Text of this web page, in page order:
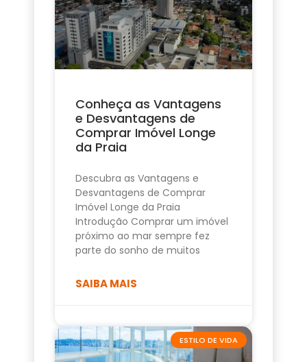
Conheça as Vantagens
e Desvantagens de
Comprar Imóvel Longe
da Praia
Descubra as Vantagens e
Desvantagens de Comprar
Imóvel Longe da Praia
Introdução Comprar um imóvel
próximo ao mar sempre fez
parte do sonho de muitos
SAIBA MAIS
ESTILO DE VIDA